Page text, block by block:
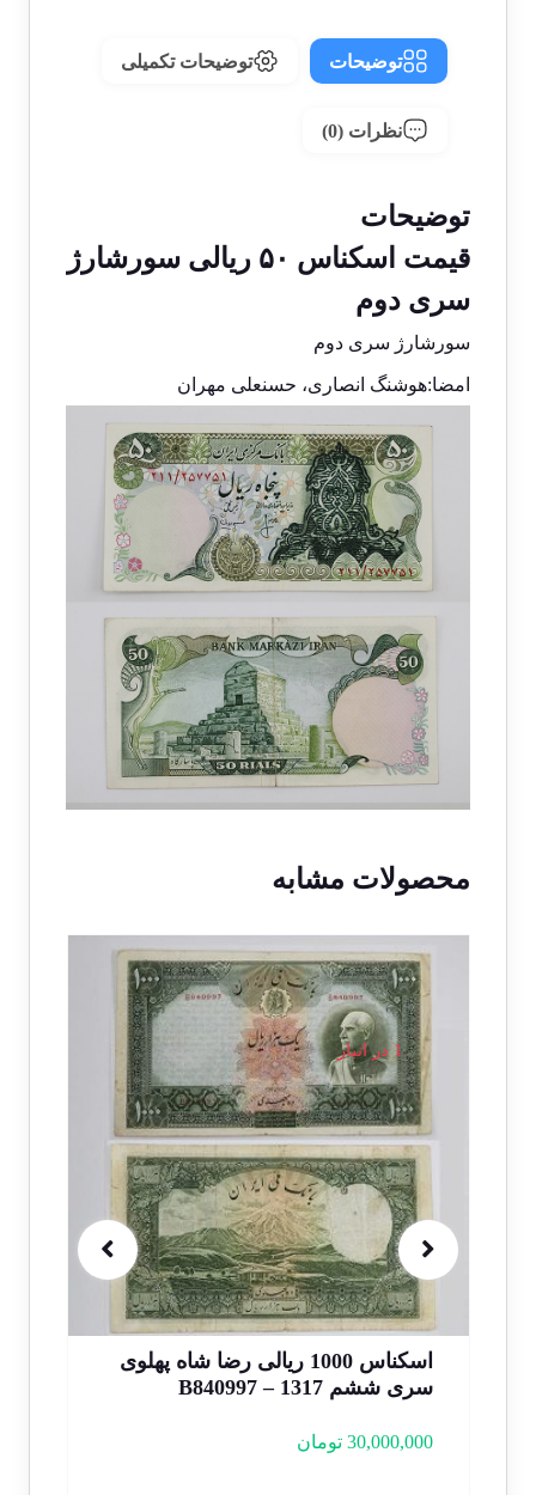
توضیحات توضیحات تکمیلی
نظرات (0)
توضیحات
قیمت اسکناس ۵۰ ریالی سورشارژ
سری دوم
سورشارژ سری دوم
امضا:هوشنگ انصاری، حسنعلی مهران
محصولات مشابه
1 در انبار
اسکناس 1000 ریالی رضا شاه پهلوی
سری ششم 1317 – B840997
30,000,000 تومان